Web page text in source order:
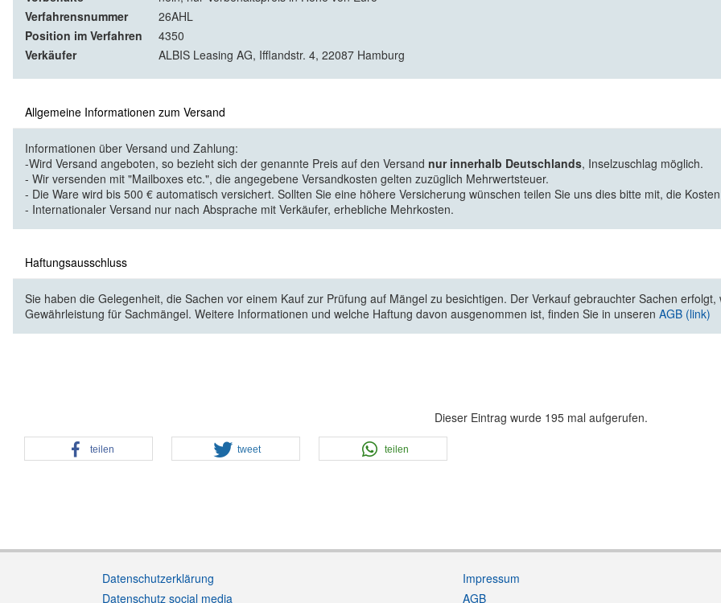
Verfahrensnummer
26AHL
Position im Verfahren
4350
Verkäufer
ALBIS Leasing AG, Ifflandstr. 4, 22087 Hamburg
Allgemeine Informationen zum Versand
Informationen über Versand und Zahlung:
-Wird Versand angeboten, so bezieht sich der genannte Preis auf den Versand nur innerhalb Deutschlands, Inselzuschlag möglich.
- Wir versenden mit "Mailboxes etc.", die angegebene Versandkosten gelten zuzüglich Mehrwertsteuer.
- Die Ware wird bis 500 € automatisch versichert. Sollten Sie eine höhere Versicherung wünschen teilen Sie uns dies bitte mit, die
- Internationaler Versand nur nach Absprache mit Verkäufer, erhebliche Mehrkosten.
Haftungsausschluss
Sie haben die Gelegenheit, die Sachen vor einem Kauf zur Prüfung auf Mängel zu besichtigen. Der Verkauf gebrauchter Sachen
Gewährleistung für Sachmängel. Weitere Informationen und welche Haftung davon ausgenommen ist, finden Sie in unseren AGB (link)
Dieser Eintrag wurde 195 mal aufgerufen.
teilen tweet teilen
Datenschutzerklärung
Datenschutz social media
Impressum
AGB